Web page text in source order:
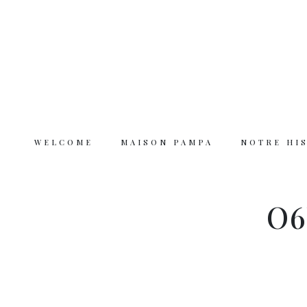
WELCOME MAISON PAMPA NOTRE
Maison Pampa